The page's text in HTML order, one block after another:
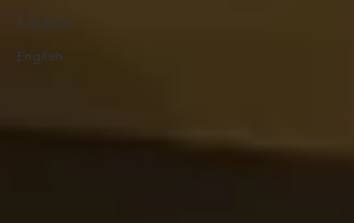
Español
English